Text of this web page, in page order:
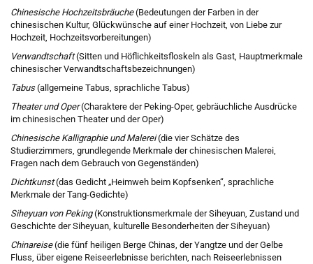
Chinesische Hochzeitsbräuche(Bedeutungen der Farben in der
chinesischen Kultur, Glückwünsche auf einer Hochzeit, von Liebe zur
Hochzeit, Hochzeitsvorbereitungen)
Verwandtschaft(Sitten und Höflichkeitsfloskeln als Gast, Hauptmerkmale
chinesischer Verwandtschaftsbezeichnungen)
Tabus(allgemeine Tabus, sprachliche Tabus)
Theater und Oper(Charaktere der Peking-Oper, gebräuchliche Ausdrücke
im chinesischen Theater und der Oper)
Chinesische Kalligraphie und Malerei(die vier Schätze des
Studierzimmers, grundlegende Merkmale der chinesischen Malerei,
Fragen nach dem Gebrauch von Gegenständen)
Dichtkunst(das Gedicht „Heimweh beim Kopfsenken“, sprachliche
Merkmale der Tang-Gedichte)
Siheyuan von Peking(Konstruktionsmerkmale der Siheyuan, Zustand und
Geschichte der Siheyuan, kulturelle Besonderheiten der Siheyuan)
Chinareise(die fünf heiligen Berge Chinas, der Yangtze und der Gelbe
Fluss, über eigene Reiseerlebnisse berichten, nach Reiseerlebnissen